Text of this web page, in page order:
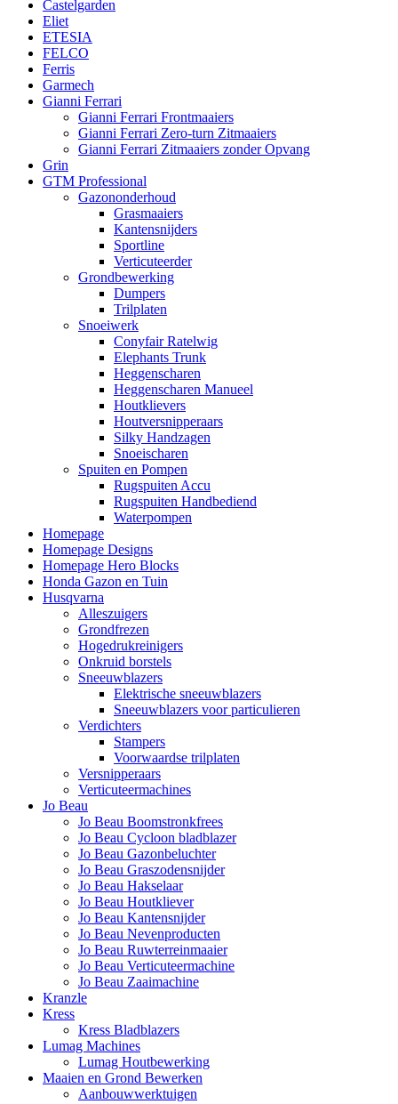
Castelgarden
Eliet
ETESIA
FELCO
Ferris
Garmech
Gianni Ferrari
Gianni Ferrari Frontmaaiers
Gianni Ferrari Zero-turn Zitmaaiers
Gianni Ferrari Zitmaaiers zonder Opvang
Grin
GTM Professional
Gazononderhoud
Grasmaaiers
Kantensnijders
Sportline
Verticuteerder
Grondbewerking
Dumpers
Trilplaten
Snoeiwerk
Conyfair Ratelwig
Elephants Trunk
Heggenscharen
Heggenscharen Manueel
Houtklievers
Houtversnipperaars
Silky Handzagen
Snoeischaren
Spuiten en Pompen
Rugspuiten Accu
Rugspuiten Handbediend
Waterpompen
Homepage
Homepage Designs
Homepage Hero Blocks
Honda Gazon en Tuin
Husqvarna
Alleszuigers
Grondfrezen
Hogedrukreinigers
Onkruid borstels
Sneeuwblazers
Elektrische sneeuwblazers
Sneeuwblazers voor particulieren
Verdichters
Stampers
Voorwaardse trilplaten
Versnipperaars
Verticuteermachines
Jo Beau
Jo Beau Boomstronkfrees
Jo Beau Cycloon bladblazer
Jo Beau Gazonbeluchter
Jo Beau Graszodensnijder
Jo Beau Hakselaar
Jo Beau Houtkliever
Jo Beau Kantensnijder
Jo Beau Nevenproducten
Jo Beau Ruwterreinmaaier
Jo Beau Verticuteermachine
Jo Beau Zaaimachine
Kranzle
Kress
Kress Bladblazers
Lumag Machines
Lumag Houtbewerking
Maaien en Grond Bewerken
Aanbouwwerktuigen